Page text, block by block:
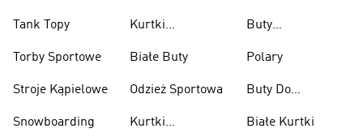
Tank Topy
Torby Sportowe
Stroje Kąpielowe
Snowboarding
Kurtki
Białe Buty
Odzież Sportowa
Kurtki
Buty
Polary
Buty Do
Ciężarów
Białe Kurtki